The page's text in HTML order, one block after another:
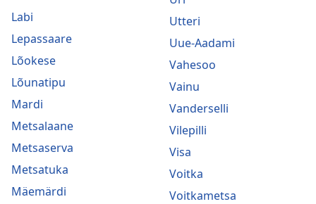
Labi
Lepassaare
Lõokese
Lõunatipu
Mardi
Metsalaane
Metsaserva
Metsatuka
Mäemärdi
Utteri
Uue-Aadami
Vahesoo
Vainu
Vanderselli
Vilepilli
Visa
Voitka
Voitkametsa